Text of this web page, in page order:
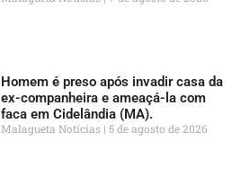
Homem é preso após invadir casa da
ex-companheira e ameaçá-la com
faca em Cidelândia (MA).
Malagueta Notícias 5 de agosto de 2026